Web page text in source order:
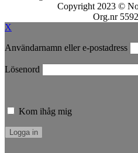
Copyright 2023 ©
Org.nr
X
Användarnamn eller e-postadress
Lösenord
Kom ihåg mig